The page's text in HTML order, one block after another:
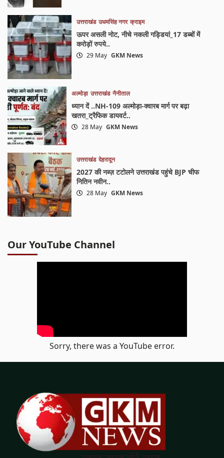
उत्तराखंड उधमसिंह नगर क्राइम
ऊपर असली नोट, नीचे नकली गड्डियां_17 डब्बों में
करोड़ों रुपये..
29 May GKM News
अल्मोड़ा उत्तराखंड नैनीताल
ध्यान दें ..NH-109 अल्मोड़ा-क्वारब मार्ग पर बढ़ा
खतरा_ट्रैफिक डायवर्ट..
28 May GKM News
उत्तराखंड देहरादून
2027 की नब्ज़ टटोलने उत्तराखंड पहुंचे BJP चीफ
नितिन नवीन..
28 May GKM News
Our YouTube Channel
Sorry, there was a YouTube error.